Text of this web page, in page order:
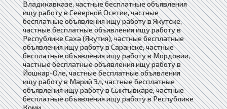
Владикавказе, частные бесплатные объявления
ищу работу в Северной Осетии, частные
бесплатные объявления ищу работу в Якутске,
частные бесплатные объявления ищу работу в
Республике Саха (Якутия), частные бесплатные
объявления ищу работу в Саранске, частные
бесплатные объявления ищу работу в Мордовии,
частные бесплатные объявления ищу работу в
Йошкар-Оле, частные бесплатные объявления
ищу работу в Марий Эл, частные бесплатные
объявления ищу работу в Сыктывкаре, частные
бесплатные объявления ищу работу в Республике
Коми